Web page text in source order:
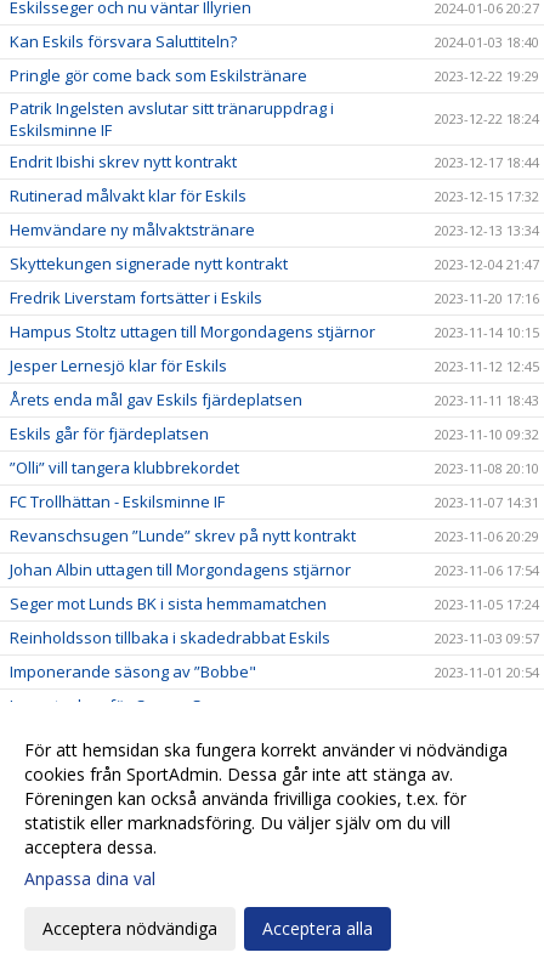
Eskilsseger och nu väntar Illyrien 2024-01-06 20:27
Kan Eskils försvara Saluttiteln? 2024-01-03 18:40
Pringle gör come back som Eskilstränare 2023-12-22 19:29
Patrik Ingelsten avslutar sitt tränaruppdrag i
Eskilsminne IF
2023-12-22 18:24
Endrit Ibishi skrev nytt kontrakt 2023-12-17 18:44
Rutinerad målvakt klar för Eskils 2023-12-15 17:32
Hemvändare ny målvaktstränare 2023-12-13 13:34
Skyttekungen signerade nytt kontrakt 2023-12-04 21:47
Fredrik Liverstam fortsätter i Eskils 2023-11-20 17:16
Hampus Stoltz uttagen till Morgondagens stjärnor 2023-11-14 10:15
Jesper Lernesjö klar för Eskils 2023-11-12 12:45
Årets enda mål gav Eskils fjärdeplatsen 2023-11-11 18:43
Eskils går för fjärdeplatsen 2023-11-10 09:32
”Olli” vill tangera klubbrekordet 2023-11-08 20:10
FC Trollhättan - Eskilsminne IF 2023-11-07 14:31
Revanschsugen ”Lunde” skrev på nytt kontrakt 2023-11-06 20:29
Johan Albin uttagen till Morgondagens stjärnor 2023-11-06 17:54
Seger mot Lunds BK i sista hemmamatchen 2023-11-05 17:24
Reinholdsson tillbaka i skadedrabbat Eskils 2023-11-03 09:57
Imponerande säsong av ”Bobbe" 2023-11-01 20:54
Ingen tvekan för Casper Seger
Eskilsminne IF - Lunds BK 2023-10-30 13:10
Eskilscoachen: ”Vi förtjänade inte förlora" 2023-10-29 19:16
Lagkaptenen signerade nytt kontrakt 2023-10-28 20:26
Omtumlande tid för Lucas Ohlander
Eskilscoachen: ”Hoppas räta ut frågetecken"
Josef Getachew fortsätter i Eskils
Falkenbergs FF - Eskilsminne IF
För att hemsidan ska fungera korrekt använder vi nödvändiga
cookies från SportAdmin. Dessa går inte att stänga av.
Föreningen kan också använda frivilliga cookies, t.ex. för
statistik eller marknadsföring. Du väljer själv om du vill
acceptera dessa.
Anpassa dina val
Acceptera nödvändiga Acceptera alla